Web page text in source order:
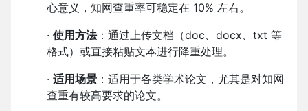
心意义，知网查重率可稳定在 10% 左右。
· 使用方法：通过上传文档（doc、docx、txt 等
格式）或直接粘贴文本进行降重处理。
· 适用场景 ：适用于各类学术论文，尤其是对知网
查重有较高要求的论文。